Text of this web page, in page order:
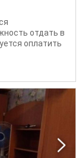
отдать в
оплатить